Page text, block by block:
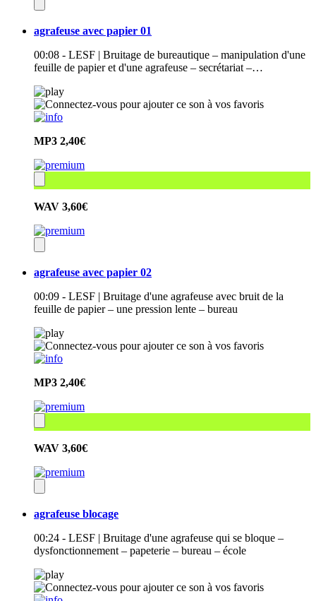
agrafeuse avec papier 01
00:08 - LESF | Bruitage de bureautique – manipulation d'une
feuille de papier et d'une agrafeuse – secrétariat –…
MP3 2,40€
WAV 3,60€
agrafeuse avec papier 02
00:09 - LESF | Bruitage d'une agrafeuse avec bruit de la
feuille de papier – une pression lente – bureau
MP3 2,40€
WAV 3,60€
agrafeuse blocage
00:24 - LESF | Bruitage d'une agrafeuse qui se bloque –
dysfonctionnement – papeterie – bureau – école